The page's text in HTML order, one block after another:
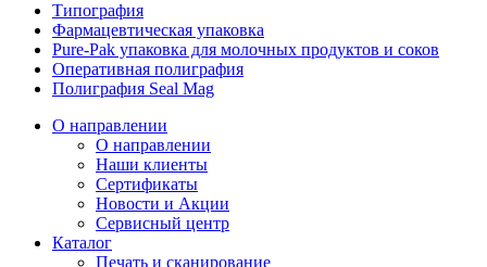
Типография
Фармацевтическая упаковка
Pure-Pak упаковка для молочных продуктов и соков
Оперативная полиграфия
Полиграфия Seal Mag
О направлении
О направлении
Наши клиенты
Сертификаты
Новости и Акции
Сервисный центр
Каталог
Печать и сканирование